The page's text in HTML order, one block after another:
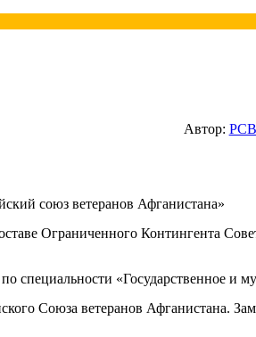
Автор:
союз ветеранов Афганистана»
Ограниченного Контингента
специальности «Государственное и
Союза ветеранов Афганистана.